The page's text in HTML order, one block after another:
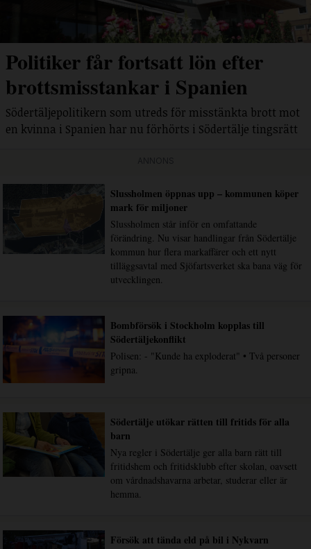
Politiker får fortsatt lön efter
brottsmisstankar i Spanien
Södertäljepolitikern som utreds för misstänkta brott mot
en kvinna i Spanien har nu förhörts i Södertälje tingsrätt
Slussholmen öppnas upp – kommunen köper
mark för miljoner
Slussholmen står inför en omfattande
förändring. Nu visar handlingar från Södertälje
kommun hur flera markaffärer och ett nytt
tilläggsavtal med Sjöfartsverket ska bana väg för
utvecklingen.
Bombförsök i Stockholm kopplas till
Södertäljekonflikt
Polisen: - "Kunde ha exploderat" • Två personer
gripna.
Södertälje utökar rätten till fritids för alla
barn
Nya regler i Södertälje ger alla barn rätt till
fritidshem och fritidsklubb efter skolan, oavsett
om vårdnadshavarna arbetar, studerar eller är
hemma.
Försök att tända eld på bil i Nykvarn